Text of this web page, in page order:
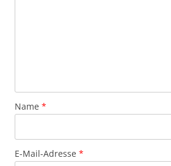
Name *
E-Mail-Adresse *